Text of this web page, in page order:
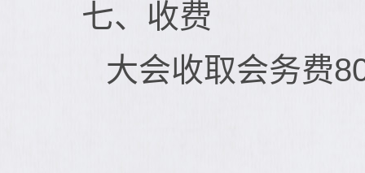
七、收费
大会收取会务费